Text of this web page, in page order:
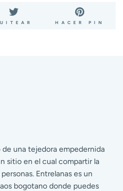
TUITEARHACER PIN
de una tejedora empedernida
sitio en el cual compartir la
Entrelanas es un
bogotano donde puedes